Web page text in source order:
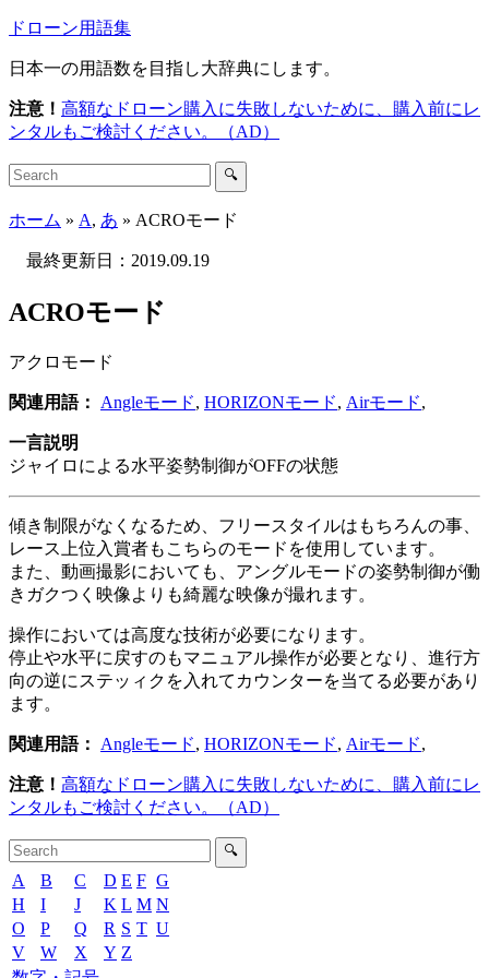
ドローン用語集
日本一の用語数を目指し大辞典にします。
注意！ 高額なドローン購入に失敗しないために、購入前にレ
ンタルもご検討ください。（AD）
🔍
ホーム » A, あ » ACROモード
最終更新日： 2019.09.19
ACROモード
アクロモード
関連用語： Angleモード, HORIZONモード, Airモード,
一言説明
ジャイロによる水平姿勢制御がOFFの状態
傾き制限がなくなるため、フリースタイルはもちろんの事、
レース上位入賞者もこちらのモードを使用しています。
また、動画撮影においても、アングルモードの姿勢制御が働
きガクつく映像よりも綺麗な映像が撮れます。
操作においては高度な技術が必要になります。
停止や水平に戻すのもマニュアル操作が必要となり、進行方
向の逆にステッィクを入れてカウンターを当てる必要があり
ます。
関連用語： Angleモード, HORIZONモード, Airモード,
注意！ 高額なドローン購入に失敗しないために、購入前にレ
ンタルもご検討ください。（AD）
🔍
A B C D E F G
H
I J K L M N
O
P Q R S T U
V
W X Y Z